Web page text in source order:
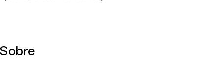
Sobre